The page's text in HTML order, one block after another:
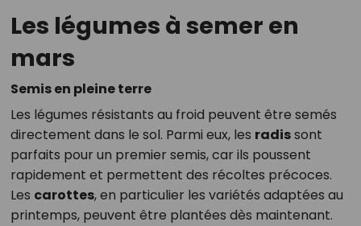
Les légumes à semer en
mars
Semis en pleine terre
Les légumes résistants au froid peuvent être semés
directement dans le sol. Parmi eux, les radissont
parfaits pour un premier semis, car ils poussent
rapidement et permettent des récoltes précoces.
Les carottes, en particulier les variétés adaptées au
printemps, peuvent être plantées dès maintenant.